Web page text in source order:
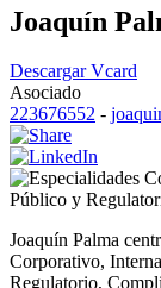
Joaquín
Descargar Vcard
Asociado
223676552 -
Público y
Joaquín Palma
Corporativo,
Regulatorio,